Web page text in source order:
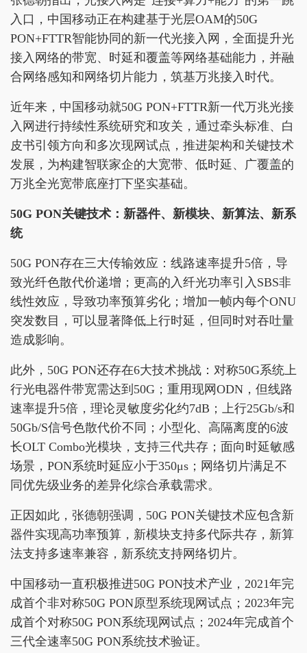
入口，中国移动正在构建基于光层OAM的50G
PON+FTTR智能协同的新一代光接入网，全面提升光
接入网络的带宽、时延和覆盖等网络基础能力，并融
合网络感知和网络切片能力，筑基万兆接入时代。
近年来，中国移动就50G PON+FTTR新一代万兆光接
入网进行持续性系统研究和攻关，通过牵头标准、白
皮书引领方向和多次现网试点，推进架构和关键技术
发展，为构建智联家企的大宽带、低时延、广覆盖的
万兆全光宽带底座打下坚实基础。
50G PON关键技术：新器件、新模块、新算法、新系
统
50G PON存在三大传输效应：线路速率提升5倍，导
致光纤色散代价递增；更高的入纤光功率引入SBS非
线性效应，导致功率预算劣化；增加一帧内每个ONU
突发数目，可以显著降低上行时延，但同时对吞吐量
造成影响。
此外，50G PON还存在6大技术挑战：对称50G系统上
行光电器件带宽需达到50G；重用现网ODN，但线路
速率提升5倍，理论灵敏度劣化约7dB；上行25Gb/s和
50Gb/S信号色散代价不同；小型化、高隔离度的6波
长OLT Combo光模块，支持三代共存；面向时延敏感
场景，PON系统时延应小于350μs；网络切片满足不
同优先级业务的差异化综合承载需求。
正因如此，张德朝强调，50G PON关键技术应包含新
器件实现高功率预算，新模块支持多代际共存，新算
法支持多速率兼容，新系统支持网络切片。
中国移动一直积极推进50G PON技术产业，2021年完
成首个非对称50G PON原型系统现网试点；2023年完
成首个对称50G PON系统现网试点；2024年完成首个
三代全速率50G PON系统技术验证。